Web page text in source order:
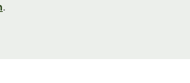
.